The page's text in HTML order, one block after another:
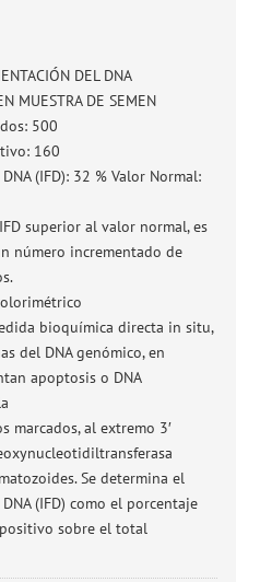
DEL DNA
MUESTRA DE SEMEN
500
160
(IFD): 32 % Valor Normal:
superior al valor normal, es
número incrementado de
bioquímica directa in situ,
del DNA genómico, en
apoptosis o DNA
marcados, al extremo 3′
Se determina el
(IFD) como el porcentaje
positivo sobre el total